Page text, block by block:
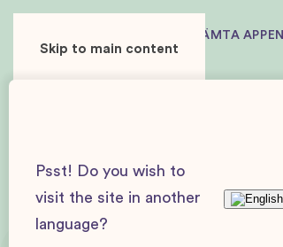
Skip to main content
HÄMTA APPEN
Psst! Do you wish to
visit the site in another
language?